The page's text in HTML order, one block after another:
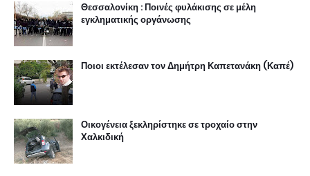
Θεσσαλονίκη : Ποινές φυλάκισης σε μέλη
εγκληματικής οργάνωσης
Ποιοι εκτέλεσαν τον Δημήτρη Καπετανάκη (Καπέ)
Οικογένεια ξεκληρίστηκε σε τροχαίο στην
Χαλκιδική